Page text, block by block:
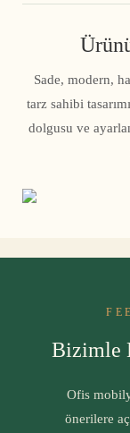
Sade, modern,
tarz sahibi
dolgusu ve
Bizimle
Ofis
önerilere